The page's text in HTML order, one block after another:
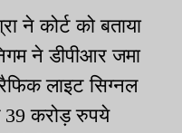
ने कोर्ट को बताया
ने डीपीआर जमा
लाइट सिग्नल
39 करोड़ रुपये